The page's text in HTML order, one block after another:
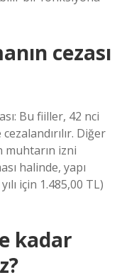
cezası
Bu fiiller, 42 nci
Diğer
muhtarın izni
halinde, yapı
için 1.485,00 TL)
kadar